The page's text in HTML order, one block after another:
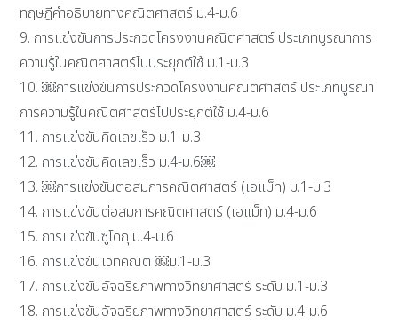
ทฤษฎีคำอธิบายทางคณิตศาสตร์ ม.4-ม.6
9. การแข่งขันการประกวดโครงงานคณิตศาสตร์ ประเภทบูรณาการ
ความรู้ในคณิตศาสตร์ไปประยุกต์ใช้ ม.1-ม.3
10. ￼การแข่งขันการประกวดโครงงานคณิตศาสตร์ ประเภทบูรณา
การความรู้ในคณิตศาสตร์ไปประยุกต์ใช้ ม.4-ม.6
11. การแข่งขันคิดเลขเร็ว ม.1-ม.3
12. การแข่งขันคิดเลขเร็ว ม.4-ม.6￼
13. ￼การแข่งขันต่อสมการคณิตศาสตร์ (เอแม็ท) ม.1-ม.3
14. การแข่งขันต่อสมการคณิตศาสตร์ (เอแม็ท) ม.4-ม.6
15. การแข่งขันซูโดกุ ม.4-ม.6
16. การแข่งขันเวทคณิต ￼ม.1-ม.3
17. การแข่งขันอัจฉริยภาพทางวิทยาศาสตร์ ระดับ ม.1-ม.3
18. การแข่งขันอัจฉริยภาพทางวิทยาศาสตร์ ระดับ ม.4-ม.6